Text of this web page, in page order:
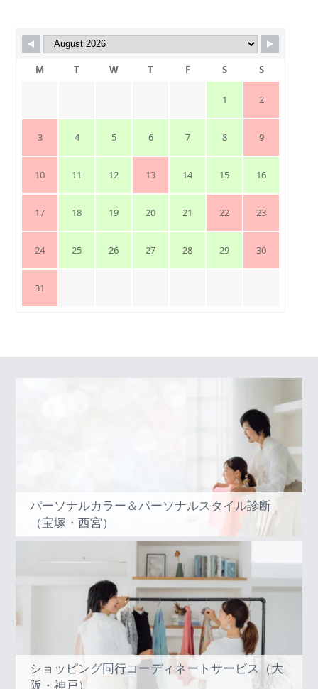
M T W T F S S
1 2
3 4 5 6 7 8 9
10 11 12 13 14 15 16
17 18 19 20 21 22 23
24 25 26 27 28 29 30
31
パーソナルカラー＆パーソナルスタイル診断
（宝塚・西宮）
ショッピング同行コーディネートサービス（大
阪・神戸）